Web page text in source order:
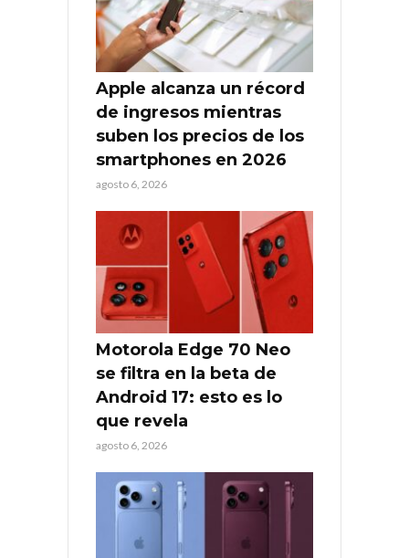
Apple alcanza un récord
de ingresos mientras
suben los precios de los
smartphones en 2026
agosto 6, 2026
Motorola Edge 70 Neo
se filtra en la beta de
Android 17: esto es lo
que revela
agosto 6, 2026